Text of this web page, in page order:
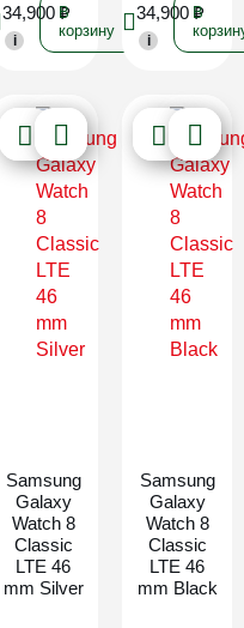
34,900 ₽
i
В
корзину
34,900 ₽
i
В
Samsung
Galaxy
Watch 8
Classic
LTE 46
mm Silver
Samsung
Galaxy
Watch 8
Classic
LTE 46
mm Black